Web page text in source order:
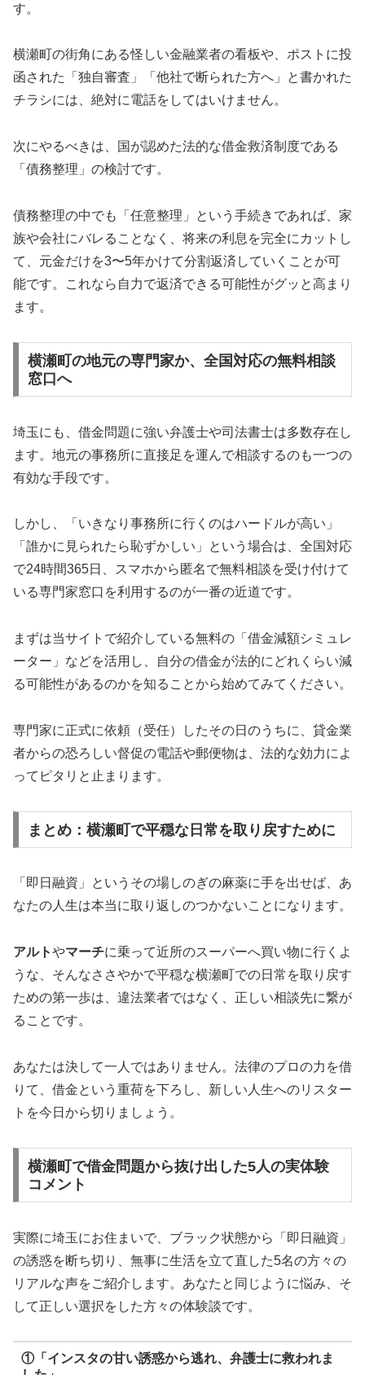
す。
横瀬町の街角にある怪しい金融業者の看板や、ポストに投
函された「独自審査」「他社で断られた方へ」と書かれた
チラシには、絶対に電話をしてはいけません。
次にやるべきは、国が認めた法的な借金救済制度である
「債務整理」の検討です。
債務整理の中でも「任意整理」という手続きであれば、家
族や会社にバレることなく、将来の利息を完全にカットし
て、元金だけを3〜5年かけて分割返済していくことが可
能です。これなら自力で返済できる可能性がグッと高まり
ます。
横瀬町の地元の専門家か、全国対応の無料相談
窓口へ
埼玉にも、借金問題に強い弁護士や司法書士は多数存在し
ます。地元の事務所に直接足を運んで相談するのも一つの
有効な手段です。
しかし、「いきなり事務所に行くのはハードルが高い」
「誰かに見られたら恥ずかしい」という場合は、全国対応
で24時間365日、スマホから匿名で無料相談を受け付けて
いる専門家窓口を利用するのが一番の近道です。
まずは当サイトで紹介している無料の「借金減額シミュレ
ーター」などを活用し、自分の借金が法的にどれくらい減
る可能性があるのかを知ることから始めてみてください。
専門家に正式に依頼（受任）したその日のうちに、貸金業
者からの恐ろしい督促の電話や郵便物は、法的な効力によ
ってピタリと止まります。
まとめ：横瀬町で平穏な日常を取り戻すために
「即日融資」というその場しのぎの麻薬に手を出せば、あ
なたの人生は本当に取り返しのつかないことになります。
アルトやマーチに乗って近所のスーパーへ買い物に行くよ
うな、そんなささやかで平穏な横瀬町での日常を取り戻す
ための第一歩は、違法業者ではなく、正しい相談先に繋が
ることです。
あなたは決して一人ではありません。法律のプロの力を借
りて、借金という重荷を下ろし、新しい人生へのリスター
トを今日から切りましょう。
横瀬町で借金問題から抜け出した5人の実体験
コメント
実際に埼玉にお住まいで、ブラック状態から「即日融資」
の誘惑を断ち切り、無事に生活を立て直した5名の方々の
リアルな声をご紹介します。あなたと同じように悩み、そ
して正しい選択をした方々の体験談です。
①「インスタの甘い誘惑から逃れ、弁護士に救われま